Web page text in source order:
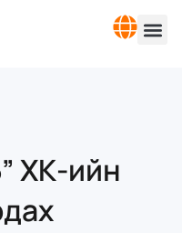
ХК-ийн